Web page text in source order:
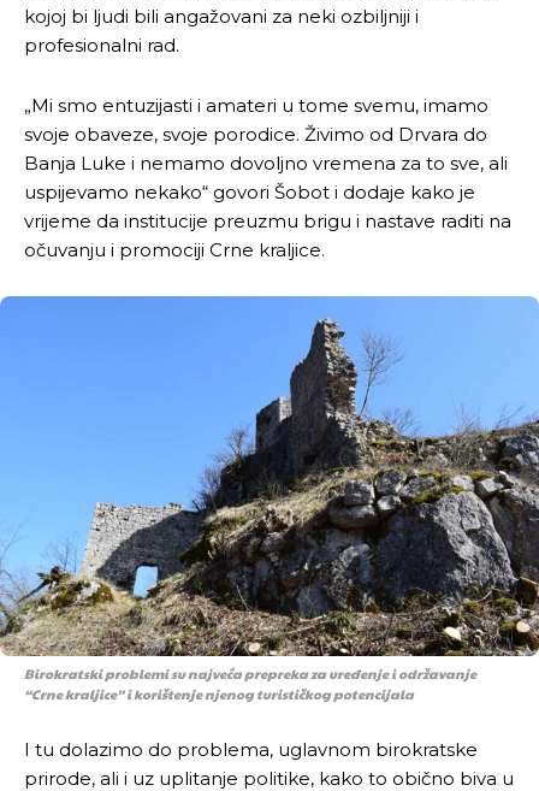
kojoj bi ljudi bili angažovani za neki ozbiljniji i
profesionalni rad.
„Mi smo entuzijasti i amateri u tome svemu, imamo
svoje obaveze, svoje porodice. Živimo od Drvara do
Banja Luke i nemamo dovoljno vremena za to sve, ali
uspijevamo nekako“ govori Šobot i dodaje kako je
vrijeme da institucije preuzmu brigu i nastave raditi na
očuvanju i promociji Crne kraljice.
Birokratski problemi su najveća prepreka za uređenje i održavanje
“Crne kraljice” i korištenje njenog turističkog potencijala
I tu dolazimo do problema, uglavnom birokratske
prirode, ali i uz uplitanje politike, kako to obično biva u